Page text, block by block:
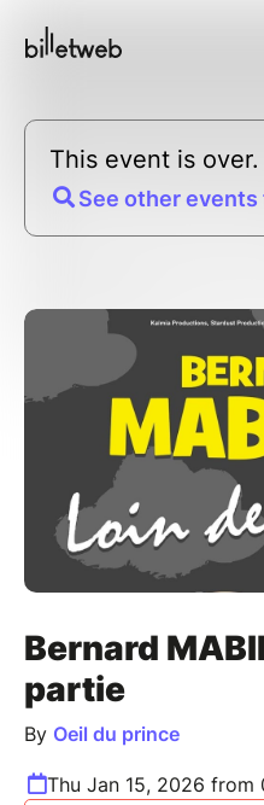
This event is over.
See other
Bernard
partie
By Oeil du prince
Thu Jan 15, 2026 from